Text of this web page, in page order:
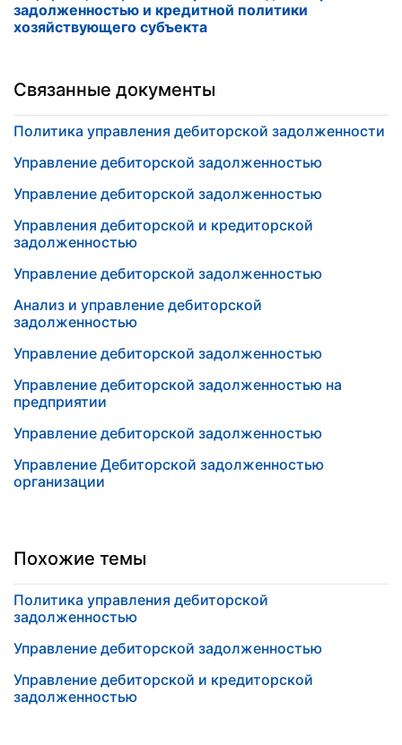
задолженностью и кредитной политики
хозяйствующего субъекта
Связанные документы
Политика управления дебиторской задолженности
Управление дебиторской задолженностью
Управление дебиторской задолженностью
Управления дебиторской и кредиторской
задолженностью
Управление дебиторской задолженностью
Анализ и управление дебиторской
задолженностью
Управление дебиторской задолженностью
Управление дебиторской задолженностью на
предприятии
Управление дебиторской задолженностью
Управление Дебиторской задолженностью
организации
Похожие темы
Политика управления дебиторской
задолженностью
Управление дебиторской задолженностью
Управление дебиторской и кредиторской
задолженностью